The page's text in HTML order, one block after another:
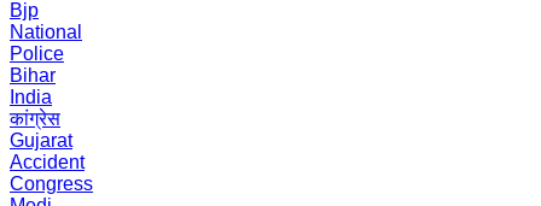
Bjp
National
Police
Bihar
India
कांग्रेस
Gujarat
Accident
Congress